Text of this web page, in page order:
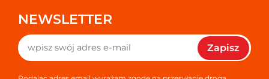
NEWSLETTER
Zapisz